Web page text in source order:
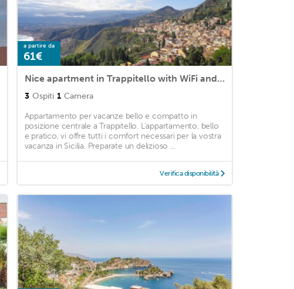
a partire da
61€
Nice apartment in Trappitello with WiFi and 1 Bedrooms
3 Ospiti 1 Camera
Appartamento per vacanze bello e compatto in
posizione centrale a Trappitello. L'appartamento, bello
e pratico, vi offre tutti i comfort necessari per la vostra
vacanza in Sicilia. Preparate un delizioso ...
Verifica disponibilità